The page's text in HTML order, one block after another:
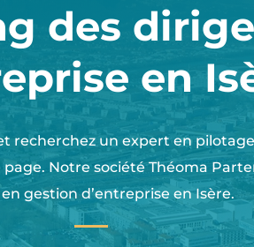
des
en
recherchez un expert en
Notre société Théoma
gestion d’entreprise en Isère.